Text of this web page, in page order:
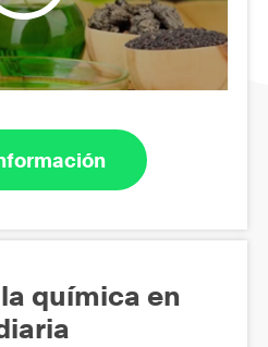
química en